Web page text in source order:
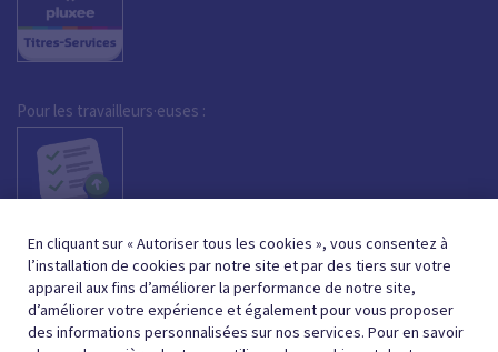
Pour les travailleurs·euses :
En cliquant sur « Autoriser tous les cookies », vous consentez à
l’installation de cookies par notre site et par des tiers sur votre
appareil aux fins d’améliorer la performance de notre site,
d’améliorer votre expérience et également pour vous proposer
des informations personnalisées sur nos services. Pour en savoir